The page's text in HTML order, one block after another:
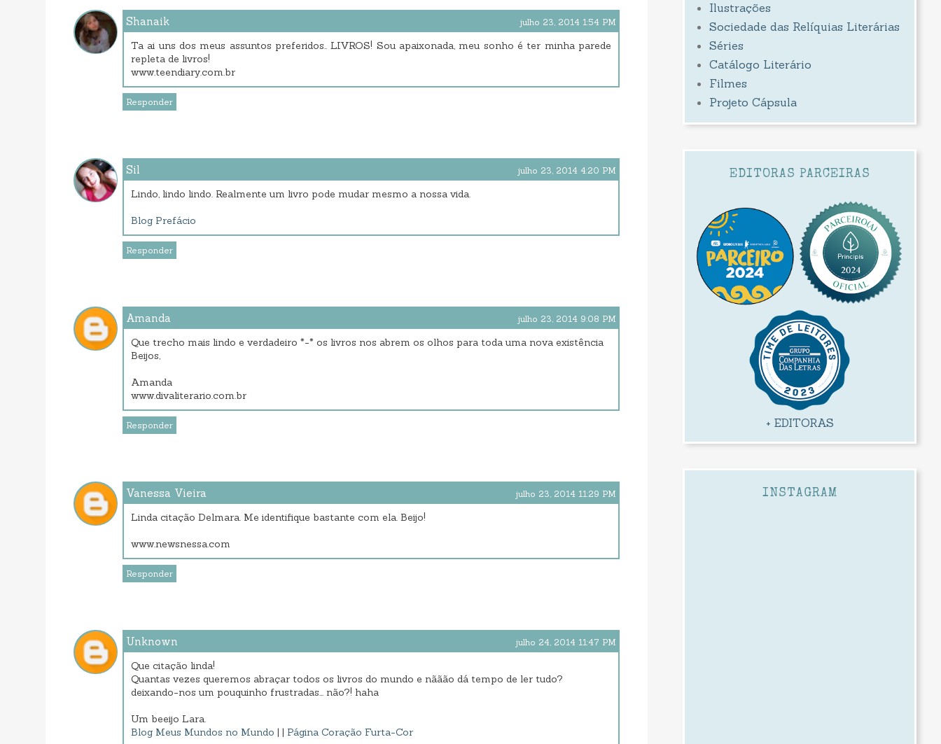
Shanaik julho 23, 2014 1:54 PM
Ta ai uns dos meus assuntos preferidos.. LIVROS! Sou apaixonada, meu sonho é ter minha parede
repleta de livros!
www.teendiary.com.br
Responder
Sil julho 23, 2014 4:20 PM
Lindo, lindo lindo. Realmente um livro pode mudar mesmo a nossa vida.
Blog Prefácio
Responder
Amanda julho 23, 2014 9:08 PM
Que trecho mais lindo e verdadeiro *-* os livros nos abrem os olhos para toda uma nova existência
Beijos,
Amanda
www.divaliterario.com.br
Responder
Vanessa Vieira julho 23, 2014 11:29 PM
Linda citação Delmara. Me identifique bastante com ela. Beijo!
www.newsnessa.com
Responder
Unknown julho 24, 2014 11:47 PM
Que citação linda!
Quantas vezes queremos abraçar todos os livros do mundo e nããão dá tempo de ler tudo?
deixando-nos um pouquinho frustradas... não?! haha
Um beeijo Lara.
Blog Meus Mundos no Mundo | | Página Coração Furta-Cor
Ilustrações
Sociedade das Relíquias Literárias
Séries
Catálogo Literário
Filmes
Projeto Cápsula
EDITORAS PARCEIRAS
+ EDITORAS
INSTAGRAM